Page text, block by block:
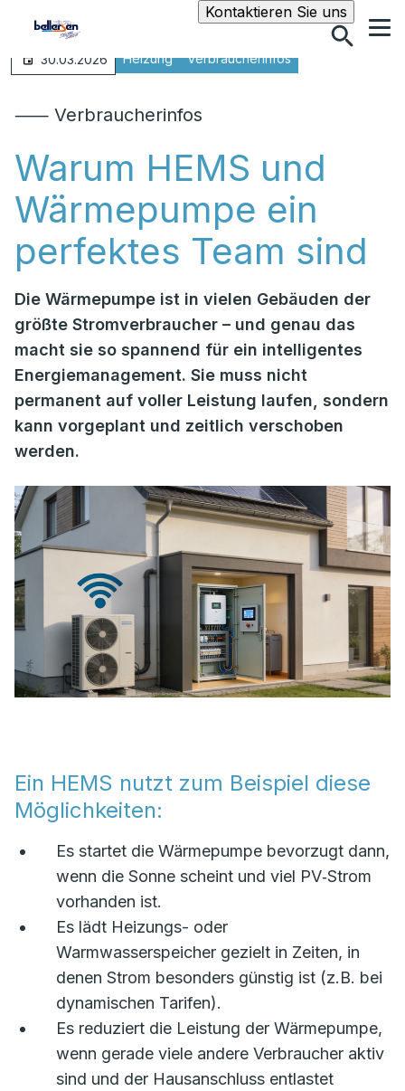
Kontaktieren Sie unsSuche
30.03.2026 Heizung Verbraucherinfos
⸺ Verbraucherinfos
Warum HEMS und
Wärmepumpe ein
perfektes Team sind
Die Wärmepumpe ist in vielen Gebäuden der
größte Stromverbraucher – und genau das
macht sie so spannend für ein intelligentes
Energiemanagement. Sie muss nicht
permanent auf voller Leistung laufen, sondern
kann vorgeplant und zeitlich verschoben
werden.
Ein HEMS nutzt zum Beispiel diese
Möglichkeiten:
Es startet die Wärmepumpe bevorzugt dann,
wenn die Sonne scheint und viel PV‑Strom
vorhanden ist.
Es lädt Heizungs- oder
Warmwasserspeicher gezielt in Zeiten, in
denen Strom besonders günstig ist (z.B. bei
dynamischen Tarifen).
Es reduziert die Leistung der Wärmepumpe,
wenn gerade viele andere Verbraucher aktiv
sind und der Hausanschluss entlastet